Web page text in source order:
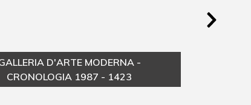
D'ARTE MODERNA -
CRONOLOGIA 1987 - 1423